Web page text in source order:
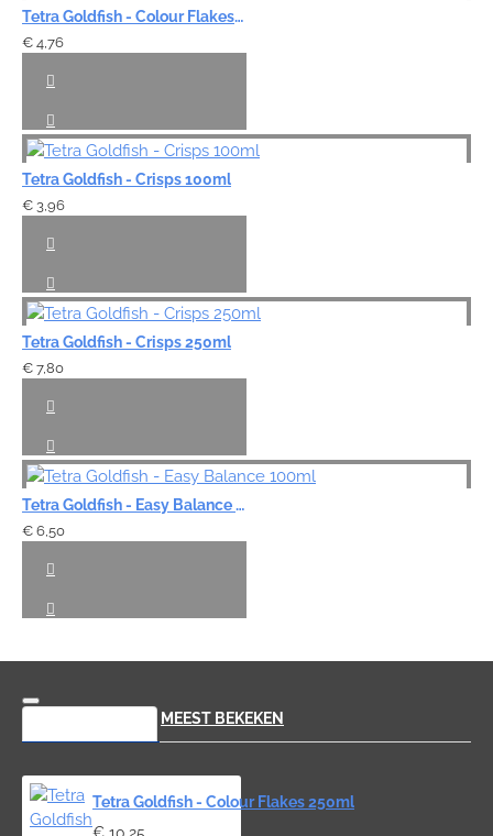
Tetra Goldfish - Colour Flakes 100ml
€ 4,76
Tetra Goldfish - Crisps 100ml
€ 3,96
Tetra Goldfish - Crisps 250ml
€ 7,80
Tetra Goldfish - Easy Balance 100ml
€ 6,50
MEEST BEKEKEN
Tetra Goldfish - Colour Flakes 250ml
€ 10,25